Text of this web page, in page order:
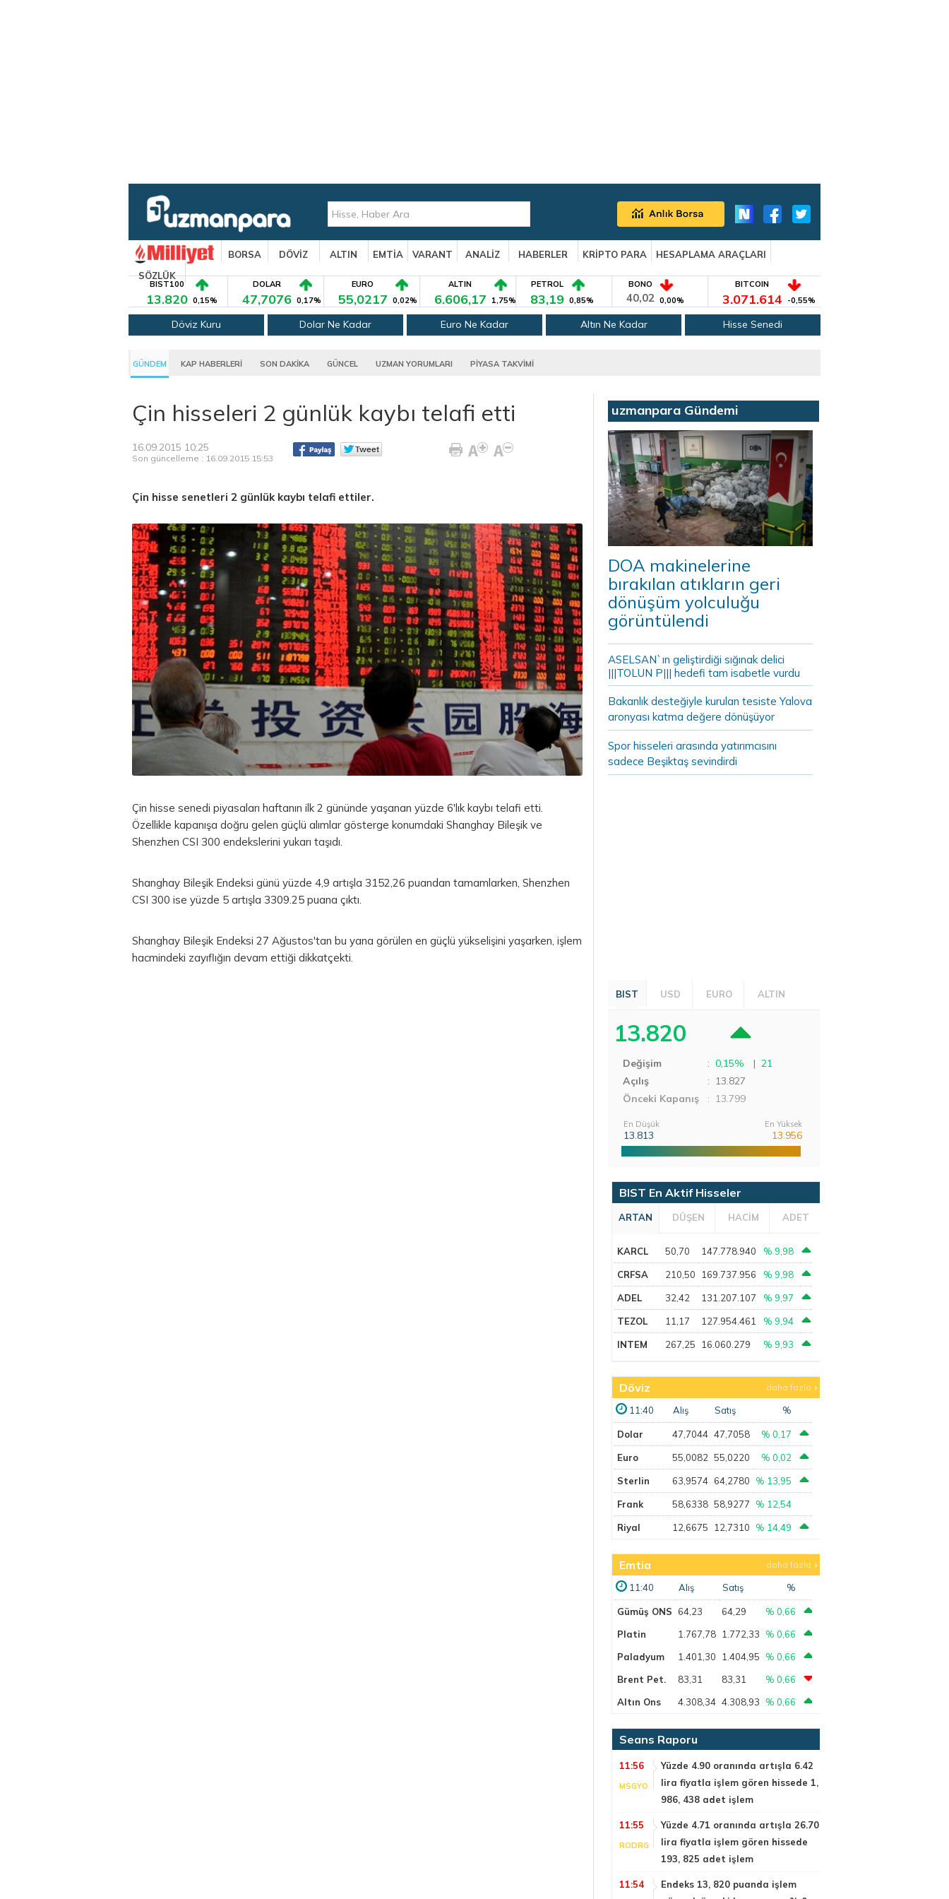
BORSA DÖVİZ ALTIN EMTİA VARANT ANALİZ HABERLER KRİPTO PARA
HESAPLAMA ARAÇLARI
SÖZLÜK
BIST100
13.820 0,15%
DOLAR
47,7076 0,17%
EURO
55,0217 0,02%
ALTIN
6.606,17 1,75%
PETROL
83,19 0,85%
BONO
40,02 0,00%
BITCOIN
3.071.614 -0,55%
Döviz Kuru Dolar Ne Kadar Euro Ne Kadar Altın Ne Kadar Hisse Senedi
GÜNDEM KAP HABERLERİ SON DAKİKA GÜNCEL UZMAN YORUMLARI PİYASA TAKVİMİ
Çin hisseleri 2 günlük kaybı telafi etti
16.09.2015 10:25
Son güncelleme : 16.09.2015 15:53
Çin hisse senetleri 2 günlük kaybı telafi ettiler.
Çin hisse senedi piyasaları haftanın ilk 2 gününde yaşanan yüzde 6'lık kaybı telafi etti.
Özellikle kapanışa doğru gelen güçlü alımlar gösterge konumdaki Shanghay Bileşik ve
Shenzhen CSI 300 endekslerini yukarı taşıdı.
Shanghay Bileşik Endeksi günü yüzde 4,9 artışla 3152,26 puandan tamamlarken, Shenzhen
CSI 300 ise yüzde 5 artışla 3309.25 puana çıktı.
Shanghay Bileşik Endeksi 27 Ağustos'tan bu yana görülen en güçlü yükselişini yaşarken, işlem
hacmindeki zayıflığın devam ettiği dikkatçekti.
uzmanpara Gündemi
DOA makinelerine
bırakılan atıkların geri
dönüşüm yolculuğu
görüntülendi
ASELSAN`ın geliştirdiği sığınak delici
|||TOLUN P||| hedefi tam isabetle vurdu
Bakanlık desteğiyle kurulan tesiste Yalova
aronyası katma değere dönüşüyor
Spor hisseleri arasında yatırımcısını
sadece Beşiktaş sevindirdi
BIST USD EURO ALTIN
13.820
Değişim : 0,15% | 21
Açılış
: 13.827
Önceki Kapanış
: 13.799
En Düşük
13.813
En Yüksek
13.956
BIST En Aktif Hisseler
ARTAN DÜŞEN HACİM ADET
KARCL 50,70 147.778.940 % 9,98
CRFSA 210,50 169.737.956 % 9,98
ADEL 32,42 131.207.107 % 9,97
TEZOL 11,17 127.954.461 % 9,94
INTEM 267,25 16.060.279 % 9,93
Döviz daha fazla
11:40 Alış Satış %
Dolar 47,7044 47,7058 % 0,17
Euro 55,0082 55,0220 % 0,02
Sterlin 63,9574 64,2780 % 13,95
Frank 58,6338 58,9277 % 12,54
Riyal 12,6675 12,7310 % 14,49
Emtia daha fazla
11:40 Alış Satış %
Gümüş ONS 64,23 64,29
% 0,66
Platin
1.767,78 1.772,33
% 0,66
Paladyum
1.401,30 1.404,95
% 0,66
Brent Pet.
83,31 83,31
% 0,66
Altın Ons
4.308,34 4.308,93 % 0,66
Seans Raporu
11:56
MSGYO
Yüzde 4.90 oranında artışla 6.42
lira fiyatla işlem gören hissede 1,
986, 438 adet işlem
11:55
RODRG
Yüzde 4.71 oranında artışla 26.70
lira fiyatla işlem gören hissede
193, 825 adet işlem
11:54
Endeks 13, 820 puanda işlem